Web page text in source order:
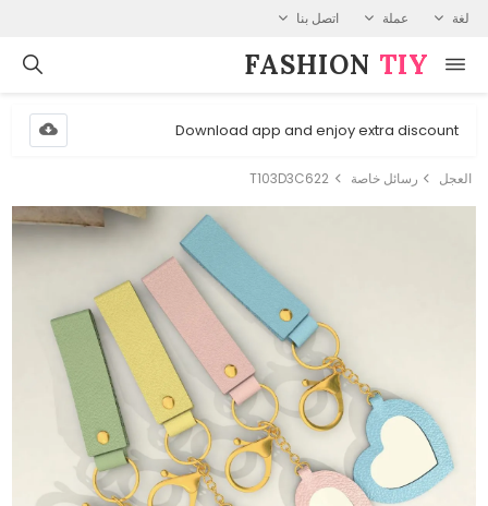
لغة عملة اتصل بنا
FASHION⁠ TIY
Download app and enjoy extra discount
العجل رسائل خاصة T103D3C622